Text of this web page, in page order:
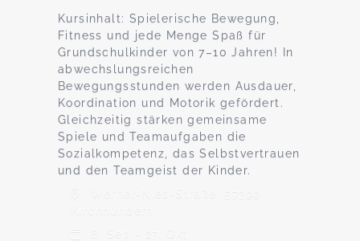
Kursinhalt: Spielerische Bewegung,
Fitness und jede Menge Spaß für
Grundschulkinder von 7–10 Jahren! In
abwechslungsreichen
Bewegungsstunden werden Ausdauer,
Koordination und Motorik gefördert.
Gleichzeitig stärken gemeinsame
Spiele und Teamaufgaben die
Sozialkompetenz, das Selbstvertrauen
und den Teamgeist der Kinder.
Werner-Nies-Straße, 57399
Kirchhundem
8. Sep - 27. Okt